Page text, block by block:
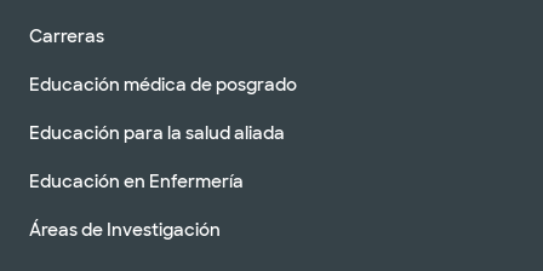
Carreras
Educación médica de posgrado
Educación para la salud aliada
Educación en Enfermería
Áreas de Investigación